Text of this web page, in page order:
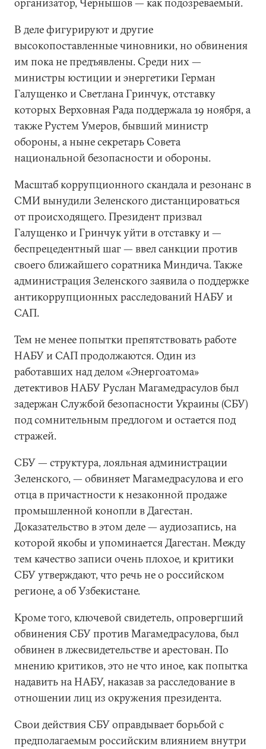
В деле фигурируют и другие
высокопоставленные чиновники, но обвинения
им пока не предъявлены. Среди них —
министры юстиции и энергетики Герман
Галущенко и Светлана Гринчук, отставку
которых Верховная Рада поддержала 19 ноября, а
также Рустем Умеров, бывший министр
обороны, а ныне секретарь Совета
национальной безопасности и обороны.
Масштаб коррупционного скандала и резонанс в
СМИ вынудили Зеленского дистанцироваться
от происходящего. Президент призвал
Галущенко и Гринчук уйти в отставку и —
беспрецедентный шаг — ввел санкции против
своего ближайшего соратника Миндича. Также
администрация Зеленского заявила о поддержке
антикоррупционных расследований НАБУ и
САП.
Тем не менее попытки препятствовать работе
НАБУ и САП продолжаются. Один из
работавших над делом «Энергоатома»
детективов НАБУ Руслан Магамедрасулов был
задержан Службой безопасности Украины (СБУ)
под сомнительным предлогом и остается под
стражей.
СБУ — структура, лояльная администрации
Зеленского, — обвиняет Магамедрасулова и его
отца в причастности к незаконной продаже
промышленной конопли в Дагестан.
Доказательство в этом деле — аудиозапись, на
которой якобы и упоминается Дагестан. Между
тем качество записи очень плохое, и критики
СБУ утверждают, что речь не о российском
регионе, а об Узбекистане.
Кроме того, ключевой свидетель, опровергший
обвинения СБУ против Магамедрасулова, был
обвинен в лжесвидетельстве и арестован. По
мнению критиков, это не что иное, как попытка
надавить на НАБУ, наказав за расследование в
отношении лиц из окружения президента.
Свои действия СБУ оправдывает борьбой с
предполагаемым российским влиянием внутри